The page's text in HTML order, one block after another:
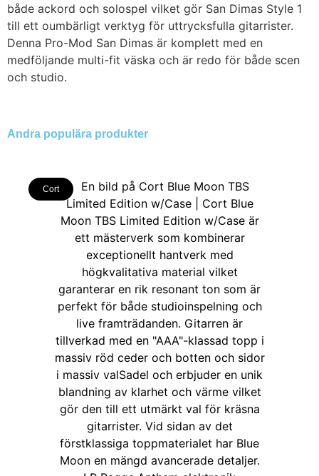
både ackord och solospel vilket gör San Dimas Style 1
till ett oumbärligt verktyg för uttrycksfulla gitarrister.
Denna Pro-Mod San Dimas är komplett med en
medföljande multi-fit väska och är redo för både scen
och studio.
Andra populära produkter
Cort